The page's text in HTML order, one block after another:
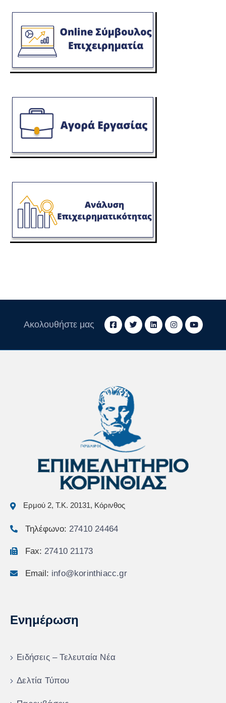
Ακολουθήστε μας
Ερμού 2, Τ.Κ. 20131, Κόρινθος
Τηλέφωνο: 27410 24464
Fax: 27410 21173
Email: info@korinthiacc.gr
Ενημέρωση
Ειδήσεις – Τελευταία Νέα
Δελτία Τύπου